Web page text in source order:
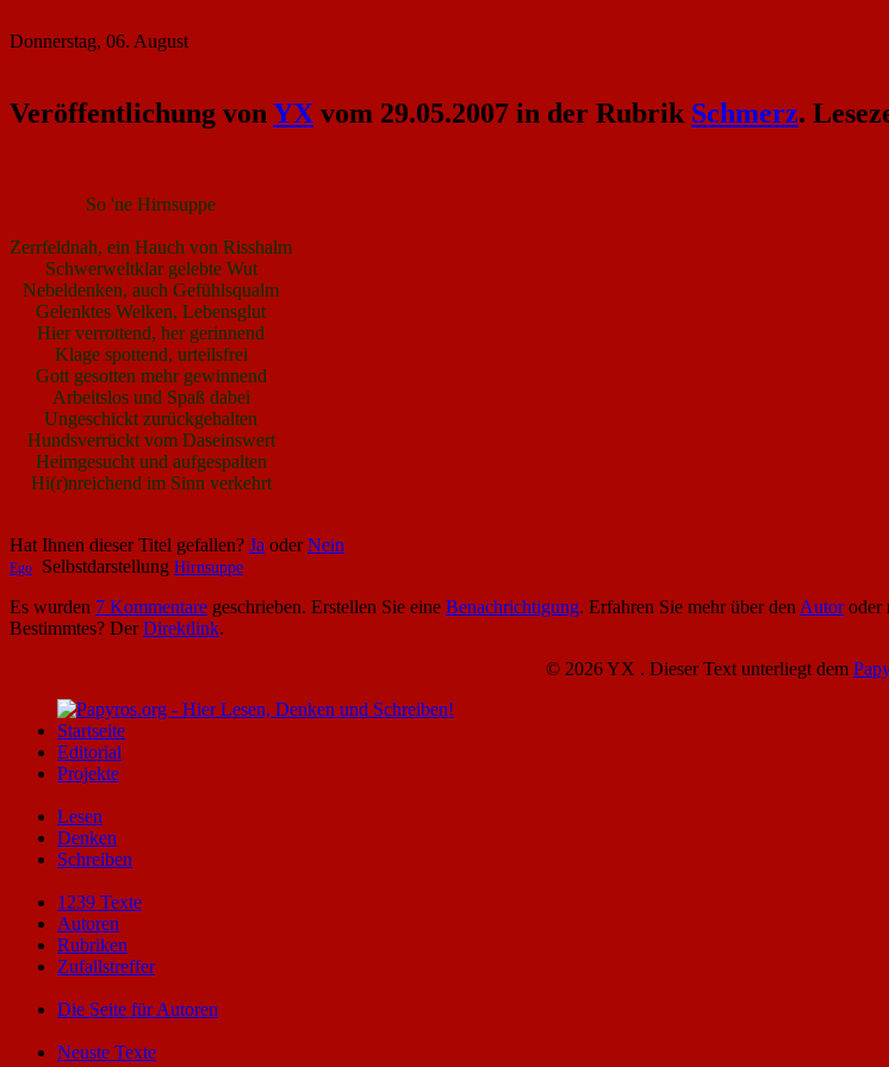
Donnerstag, 06. August
Veröffentlichung von YX vom 29.05.2007 in der Rubrik Schmerz.
So 'ne Hirnsuppe
Zerrfeldnah, ein Hauch von Risshalm
Schwerweltklar gelebte Wut
Nebeldenken, auch Gefühlsqualm
Gelenktes Welken, Lebensglut
Hier verrottend, her gerinnend
Klage spottend, urteilsfrei
Gott gesotten mehr gewinnend
Arbeitslos und Spaß dabei
Ungeschickt zurückgehalten
Hundsverrückt vom Daseinswert
Heimgesucht und aufgespalten
Hi(r)nreichend im Sinn verkehrt
Hat Ihnen dieser Titel gefallen? Ja oderNein
Ego Selbstdarstellung Hirnsuppe
Es wurden 7 Kommentare geschrieben. Erstellen Sie eine Benachrichtigung. Erfahren Sie mehr über den Autoroder
Bestimmtes? DerDirektlink.
© 2026 YX . Dieser Text unterliegt dem
Startseite
Editorial
Projekte
Lesen
Denken
Schreiben
1239 Texte
Autoren
Rubriken
Zufallstreffer
Die Seite für Autoren
Neuste Texte